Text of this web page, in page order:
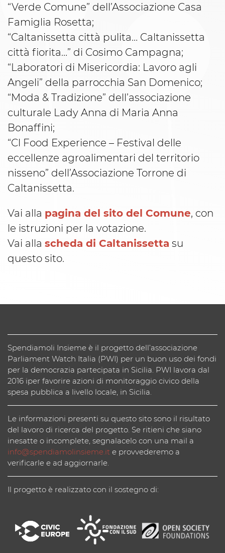
“Verde Comune” dell’Associazione Casa
Famiglia Rosetta;
“Caltanissetta città pulita… Caltanissetta
città fiorita…” di Cosimo Campagna;
“Laboratori di Misericordia: Lavoro agli
Angeli” della parrocchia San Domenico;
“Moda & Tradizione” dell’associazione
culturale Lady Anna di Maria Anna
Bonaffini;
“Cl Food Experience – Festival delle
eccellenze agroalimentari del territorio
nisseno” dell’Associazione Torrone di
Caltanissetta.
Vai alla pagina del sito del Comune, con
le istruzioni per la votazione.
Vai alla scheda di Caltanissetta su
questo sito.
Spendiamoli Insieme è il progetto dell’associazione
Parliament Watch Italia (PWI) per un buon uso dei fondi
per la democrazia partecipata in Sicilia. PWI lavora dal
2016 iper favorire azioni di monitoraggio civico della
spesa pubblica a livello locale, in Sicilia.
Le informazioni presenti su questo sito sono il risultato
del lavoro di ricerca del progetto. Se ritieni che siano
inesatte o incomplete, segnalacelo con una mail a
info@spendiamolinsieme.it e provvederemo a
verificarle e ad aggiornarle.
Il progetto è realizzato con il sostegno di: